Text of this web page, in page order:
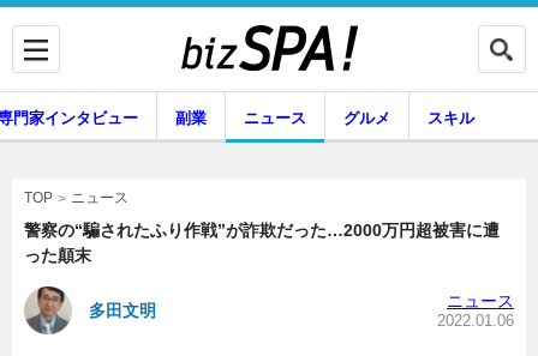
専門家インタビュー
門家インタビュー 副業 ニュース グルメ スキル
TOP ニュース
警察の“騙されたふり作戦”が詐欺だった…2000万円超被害に遭
った顛末
多田文明 ニュース
2022.01.06